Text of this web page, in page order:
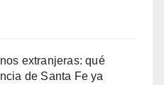
extranjeras: qué
de Santa Fe ya